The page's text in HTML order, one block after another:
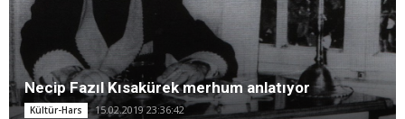
Necip Fazıl Kısakürek merhum anlatıyor
Kültür-Hars 15.02.2019 23:36:42